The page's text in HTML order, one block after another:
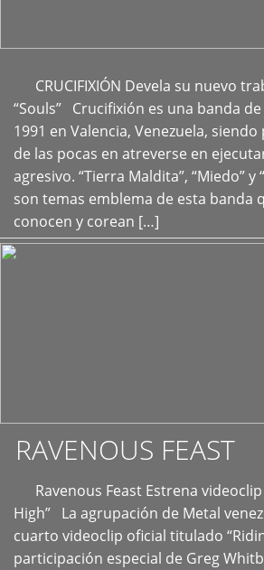
CRUCIFIXIÓN Devela su nuevo
“Souls” Crucifixión es una banda
1991 en Valencia, Venezuela,
de las pocas en atreverse en
agresivo. “Tierra Maldita”, “Miedo” y
son temas emblema de esta banda
conocen y corean […]
+
RAVENOUS FEAST
Ravenous Feast Estrena videoclip
High” La agrupación de Metal
cuarto videoclip oficial titulado
participación especial de Greg